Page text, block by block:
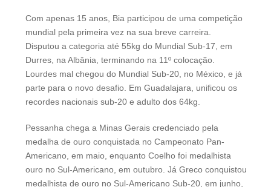
Com apenas 15 anos, Bia participou de uma competição
mundial pela primeira vez na sua breve carreira.
Disputou a categoria até 55kg do Mundial Sub-17, em
Durres, na Albânia, terminando na 11º colocação.
Lourdes mal chegou do Mundial Sub-20, no México, e já
parte para o novo desafio. Em Guadalajara, unificou os
recordes nacionais sub-20 e adulto dos 64kg.
Pessanha chega a Minas Gerais credenciado pela
medalha de ouro conquistada no Campeonato Pan-
Americano, em maio, enquanto Coelho foi medalhista
ouro no Sul-Americano, em outubro. Já Greco conquistou
medalhista de ouro no Sul-Americano Sub-20, em junho,